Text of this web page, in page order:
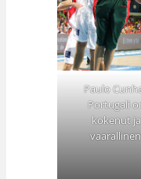
Paulo
Portugali
kokenut ja